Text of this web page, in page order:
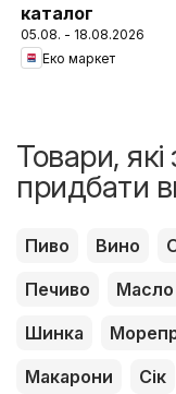
каталог
05.08. - 18.08.2026
Еко маркет
Товари,
придбати
Пиво Вино
Печиво
Масло
Шинка
Макарони
Сік